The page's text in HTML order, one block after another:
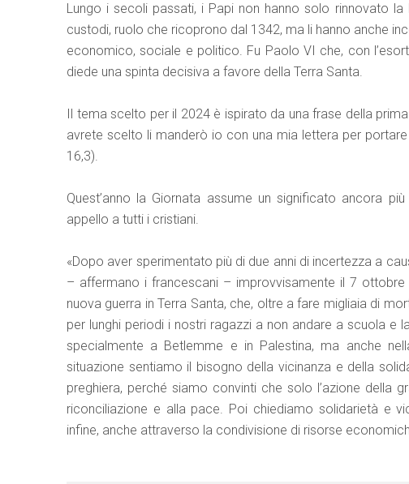
Lungo i secoli passati, i Papi non hanno solo rinnovato
custodi, ruolo che ricoprono dal 1342, ma li hanno anche
economico, sociale e politico. Fu Paolo VI che, con
diede una spinta decisiva a favore della Terra Santa.
Il tema scelto per il 2024 è ispirato da una frase della
avrete scelto li manderò io con una mia lettera per
16,3).
Quest’anno la Giornata assume un significato ancora
appello a tutti i cristiani.
«Dopo aver sperimentato più di due anni di incertezza a
– affermano i francescani – improvvisamente il 7
nuova guerra in Terra Santa, che, oltre a fare migliaia di
per lunghi periodi i nostri ragazzi a non andare a scuola e
specialmente a Betlemme e in Palestina, ma anche
situazione sentiamo il bisogno della vicinanza e della
preghiera, perché siamo convinti che solo l’azione della
riconciliazione e alla pace. Poi chiediamo solidarietà e
infine, anche attraverso la condivisione di risorse